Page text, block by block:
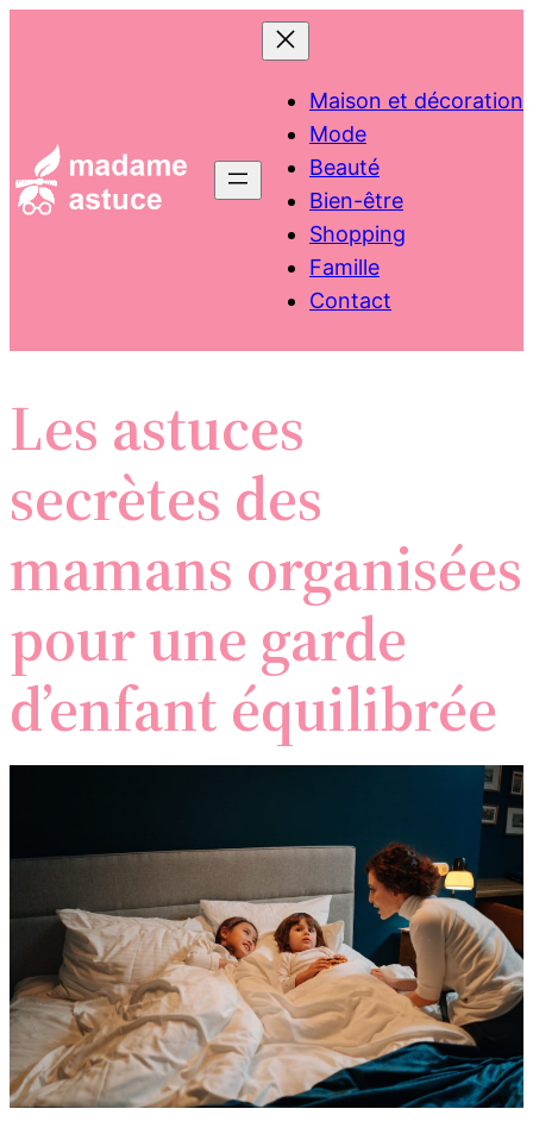
Maison et décoration
Mode
Beauté
Bien-être
Shopping
Famille
Contact
Les astuces
secrètes des
mamans organisées
pour une garde
d’enfant équilibrée